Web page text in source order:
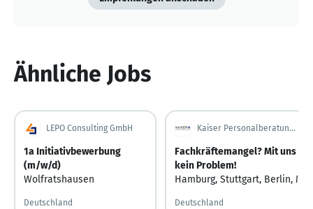
Ähnliche Jobs
LEPO Consulting GmbH
1a Initiativbewerbung
(m/w/d)
Wolfratshausen
Deutschland
Kaiser Personalberatung GmbH
Fachkräftemangel? Mit uns
kein Problem!
Hamburg, Stuttgart, Berlin,
Deutschland